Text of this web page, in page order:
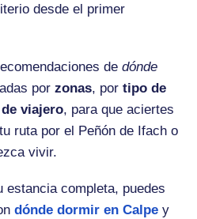
desde el primer
de dónde
por zonas, por tipo de
viajero, para que aciertes
ruta por el Peñón de Ifach o
vivir.
completa, puedes
dónde dormir en Calpe y